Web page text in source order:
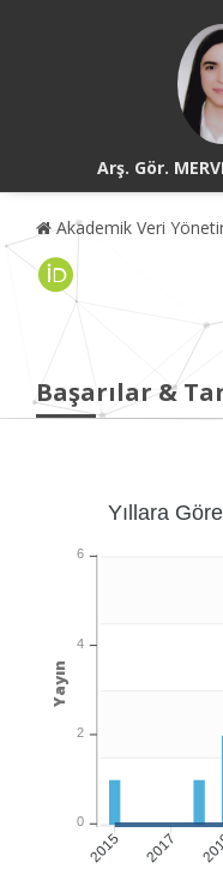
Arş. Gör.
Akademik Veri
Başarılar &
2015 2017
Yıllara
6
4
2
0
Yayın